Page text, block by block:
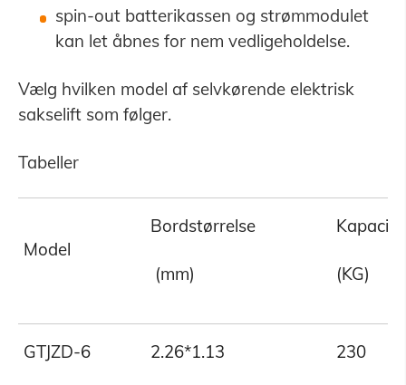
spin-out batterikassen og strømmodulet
kan let åbnes for nem vedligeholdelse.
Vælg hvilken model af selvkørende elektrisk
sakselift som følger.
Tabeller
Model
Bordstørrelse
(mm) (KG)
GTJZD-6 2.26*1.13 230